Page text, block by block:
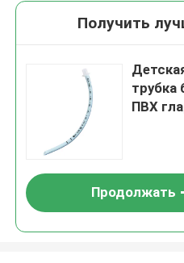
Получить
трубка
ПВХ
Продолжать